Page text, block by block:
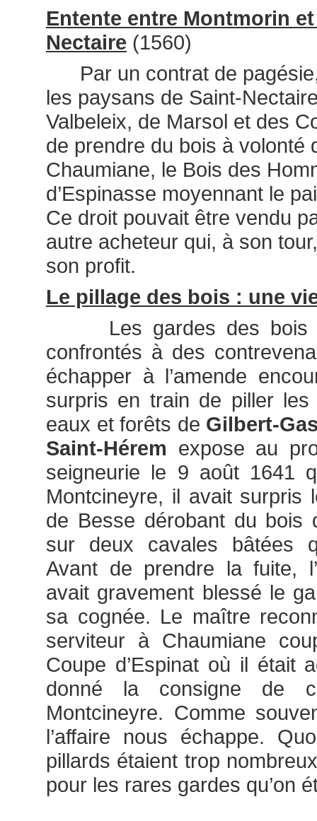
Entente entre Montmorin
Nectaire (1560)
Par un contrat de
les paysans de Saint-
Valbeleix, de Marsol et des
de prendre du bois à volonté
Chaumiane, le Bois des
d’Espinasse moyennant le
Ce droit pouvait être vendu
autre acheteur qui, à son
son profit.
Le pillage des bois : une
Les gardes des bois
confrontés à des
échapper à l’amende
surpris en train de piller
eaux et forêts de Gilbert-
Saint-Hérem expose au
seigneurie le 9 août 1641
Montcineyre, il avait surpris
de Besse dérobant du bois
sur deux cavales bâtées
Avant de prendre la fuite,
avait gravement blessé le
sa cognée. Le maître
serviteur à Chaumiane
Coupe d’Espinat où il était
donné la consigne de
Montcineyre. Comme
l’affaire nous échappe.
pillards étaient trop
pour les rares gardes qu’on